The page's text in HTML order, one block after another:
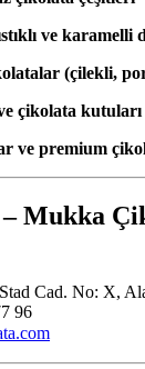
ve
(çilekli,
çikolata kutuları
ve premium
Mukka
Cad. No: X,
96